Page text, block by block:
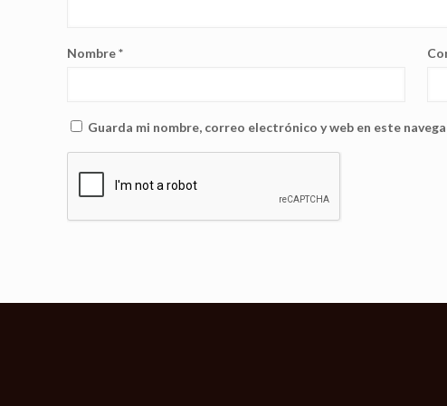
Nombre*
Guarda mi nombre, correo electrónico y web en este